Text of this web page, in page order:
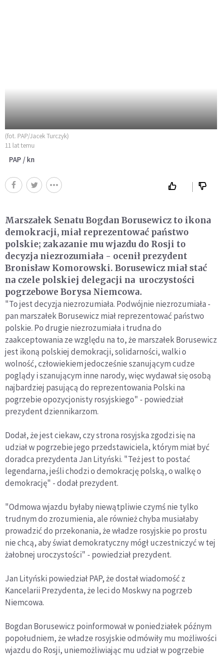
(fot. PAP/Jacek Turczyk)
11 lat temu
PAP / kn
Marszałek Senatu Bogdan Borusewicz to ikona
demokracji, miał reprezentować państwo
polskie; zakazanie mu wjazdu do Rosji to
decyzja niezrozumiała - ocenił prezydent
Bronisław Komorowski. Borusewicz miał stać
na czele polskiej delegacji na uroczystości
pogrzebowe Borysa Niemcowa.
"To jest decyzja niezrozumiała. Podwójnie niezrozumiała -
pan marszałek Borusewicz miał reprezentować państwo
polskie. Po drugie niezrozumiała i trudna do
zaakceptowania ze względu na to, że marszałek Borusewicz
jest ikoną polskiej demokracji, solidarności, walki o
wolność, człowiekiem jedocześnie szanującym cudze
poglądy i szanującym inne narody, więc wydawał się osobą
najbardziej pasującą do reprezentowania Polski na
pogrzebie opozycjonisty rosyjskiego" - powiedział
prezydent dziennikarzom.
Dodał, że jest ciekaw, czy strona rosyjska zgodzi się na
udział w pogrzebie jego przedstawiciela, którym miał być
doradca prezydenta Jan Lityński. "Też jest to postać
legendarna, jeśli chodzi o demokrację polską, o walkę o
demokrację" - dodał prezydent.
"Odmowa wjazdu byłaby niewątpliwie czymś nie tylko
trudnym do zrozumienia, ale również chyba musiałaby
prowadzić do przekonania, że władze rosyjskie po prostu
nie chcą, aby świat demokratyczny mógł uczestniczyć w tej
żałobnej uroczystości" - powiedział prezydent.
Jan Lityński powiedział PAP, że dostał wiadomość z
Kancelarii Prezydenta, że leci do Moskwy na pogrzeb
Niemcowa.
Bogdan Borusewicz poinformował w poniedziałek późnym
popołudniem, że władze rosyjskie odmówiły mu możliwości
wjazdu do Rosji, uniemożliwiając mu udział w pogrzebie